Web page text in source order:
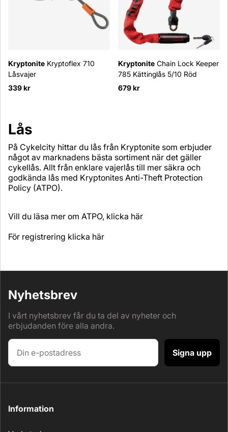
Kryptonite Kryptoflex 710
Låsvajer
339 kr
Kryptonite Chain Lock Keeper
785 Kättinglås 5/10 Röd
679 kr
Lås
På Cykelcity hittar du lås från Kryptonite som erbjuder
något av marknadens bästa sortiment när det gäller
cykellås. Allt från enklare vajerlås till mer säkra och
godkända lås med Kryptonites Anti-Theft Protection
Policy (ATPO).
Vill du läsa mer om ATPO, klicka här
För registrering klicka här
Nyhetsbrev
I vårt nyhetsbrev får du ta del av nyheter och
erbjudanden före alla andra.
Signa upp
Information